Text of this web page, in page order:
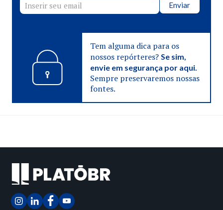
Enviar
Tem alguma dica para os
nossos repórteres? Se sim,
envie em segurança por aqui.
Sempre preservaremos nossas
fontes.